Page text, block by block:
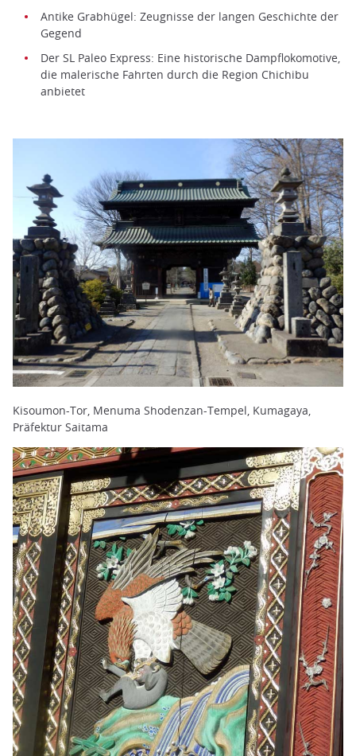
Antike Grabhügel: Zeugnisse der langen Geschichte der
Gegend
Der SL Paleo Express: Eine historische Dampflokomotive,
die malerische Fahrten durch die Region Chichibu
anbietet
Kisoumon-Tor, Menuma Shodenzan-Tempel, Kumagaya,
Präfektur Saitama